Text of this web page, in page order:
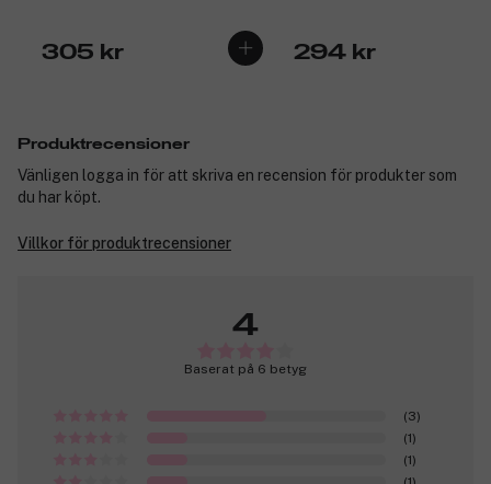
305 kr 294 kr
Produktrecensioner
Vänligen logga in för att skriva en recension för produkter som
du har köpt.
Villkor för produktrecensioner
4
Baserat på 6 betyg
(3)
(1)
(1)